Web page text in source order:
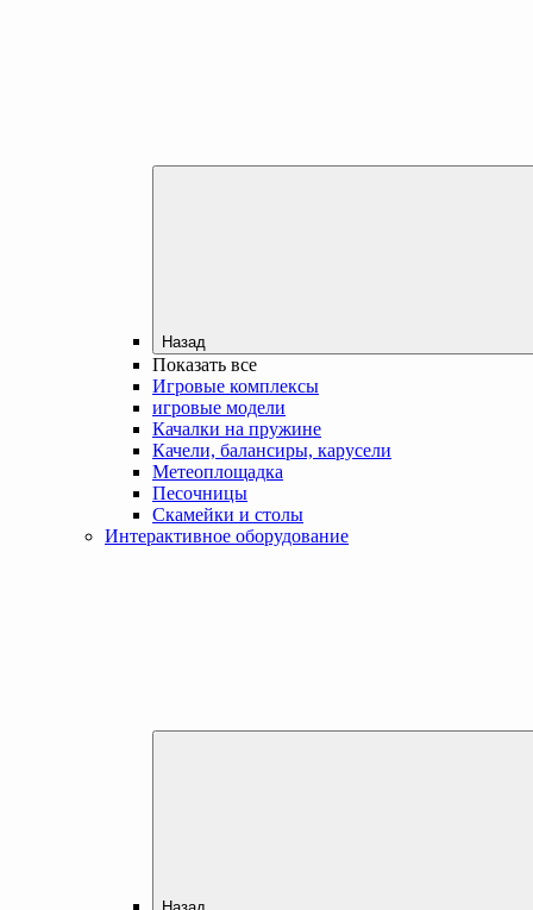
Назад
Показать все
Игровые комплексы
игровые модели
Качалки на пружине
Качели, балансиры, карусели
Метеоплощадка
Песочницы
Скамейки и столы
Интерактивное оборудование